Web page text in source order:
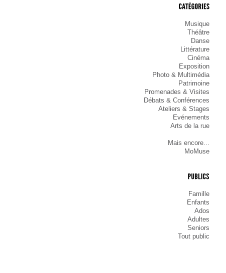
Musique
Théâtre
Danse
Littérature
Cinéma
Exposition
Photo & Multimédia
Patrimoine
Promenades & Visites
Débats & Conférences
Ateliers & Stages
Evénements
Arts de la rue
Mais encore...
MoMuse
Famille
Enfants
Ados
Adultes
Seniors
Tout public